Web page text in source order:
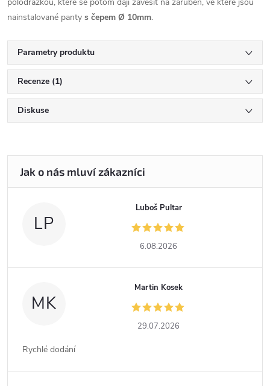
nainstalované panty s čepem Ø 10mm.
Parametry produktu
Recenze (1)
Diskuse
LP
Luboš Pultar
6.08.2026
MK
Martin Kosek
29.07.2026
Rychlé dodání